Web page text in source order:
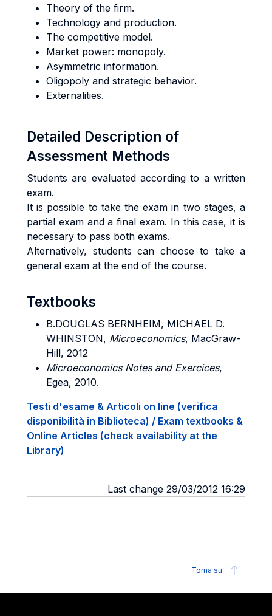
Theory of the firm.
Technology and production.
The competitive model.
Market power: monopoly.
Asymmetric information.
Oligopoly and strategic behavior.
Externalities.
Detailed Description of
Assessment Methods
Students are evaluated according to a written
exam.
It is possible to take the exam in two stages, a
partial exam and a final exam. In this case, it is
necessary to pass both exams.
Alternatively, students can choose to take a
general exam at the end of the course.
Textbooks
B.DOUGLAS BERNHEIM, MICHAEL D.
WHINSTON, Microeconomics, MacGraw-
Hill, 2012
Microeconomics Notes and Exercices,
Egea, 2010.
Testi d'esame & Articoli on line (verifica
disponibilità in Biblioteca) / Exam textbooks &
Online Articles (check availability at the
Library)
Last change 29/03/2012 16:29
Torna su